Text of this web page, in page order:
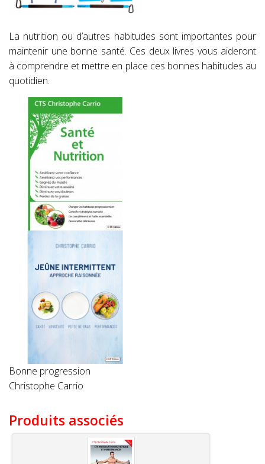
La nutrition ou d’autres habitudes sont importantes pour
maintenir une bonne santé. Ces deux livres vous aideront
à comprendre et mettre en place ces bonnes habitudes au
quotidien.
Bonne progression
Christophe Carrio
Produits associés